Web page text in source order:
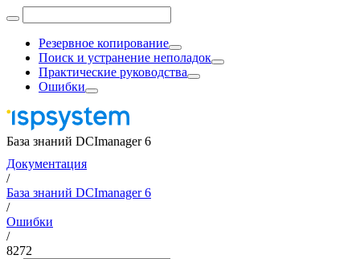
Резервное копирование
Поиск и устранение неполадок
Практические руководства
Ошибки
База знаний DCImanager 6
Документация
/
База знаний DCImanager 6
/
Ошибки
/
8272